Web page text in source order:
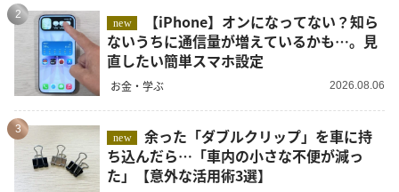
2
new
ないうちに通信量が増えているかも…。見
直したい簡単スマホ設定
お金・学ぶ 2026.08.06
3
new
余った「ダブルクリップ」を車に持
ち込んだら…「車内の小さな不便が減っ
た」【意外な活用術3選】